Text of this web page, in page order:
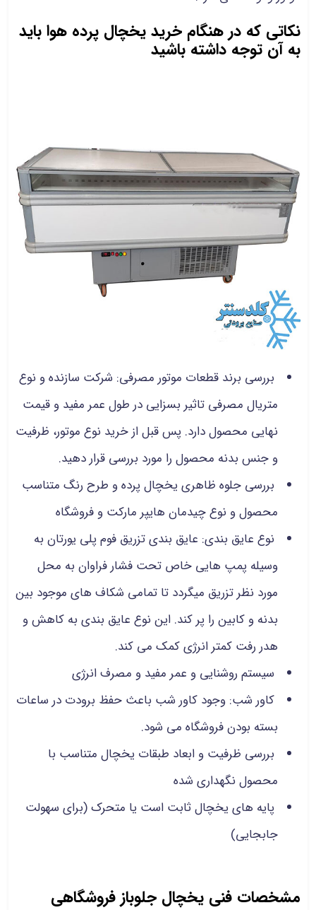
نکاتی که در هنگام خرید یخچال پرده هوا باید
به آن توجه داشته باشید
بررسی برند قطعات موتور مصرفی: شرکت سازنده و نوع
متریال مصرفی تاثیر بسزایی در طول عمر مفید و قیمت
نهایی محصول دارد. پس قبل از خرید نوع موتور، ظرفیت
و جنس بدنه محصول را مورد بررسی قرار دهید.
بررسی جلوه ظاهری یخچال پرده و طرح رنگ متناسب
محصول و نوع چیدمان هایپر مارکت و فروشگاه
نوع عایق بندی: عایق بندی تزریق فوم پلی یورتان به
وسیله پمپ هایی خاص تحت فشار فراوان به محل
مورد نظر تزریق میگردد تا تمامی شکاف های موجود بین
بدنه و کابین را پر کند. این نوع عایق بندی به کاهش و
هدر رفت کمتر انرژی کمک می کند.
سیستم روشنایی و عمر مفید و مصرف انرژی
کاور شب: وجود کاور شب باعث حفظ برودت در ساعات
بسته بودن فروشگاه می شود.
بررسی ظرفیت و ابعاد طبقات یخچال متناسب با
محصول نگهداری شده
پایه های یخچال ثابت است یا متحرک (برای سهولت
جابجایی)
مشخصات فنی یخچال جلوباز فروشگاهی